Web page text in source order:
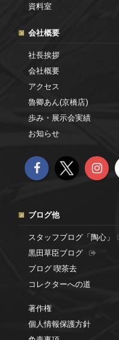
資料室
会社概要
社長挨拶
会社概要
アクセス
魯卿あん(京橋店)
歩み・展示会実績
お知らせ
ブログ他
スタッフブログ「陶心」
黒田草臣ブログ
ブログ 喫茶去
コレクターへの道
著作権
個人情報保護方針